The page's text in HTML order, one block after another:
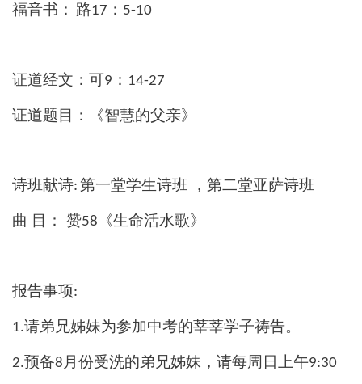
福音书： 路17 ： 5-10
证道经文：可9 ： 14-27
证道题目：《智慧的父亲》
诗班献诗: 第一堂学生诗班 ，第二堂亚萨诗班
曲 目 ： 赞58 《生命活水歌》
报告事项:
1.请弟兄姊妹为参加中考的莘莘学子祷告。
2.预备8 月份受洗的弟兄姊妹，请每周日上午9:30